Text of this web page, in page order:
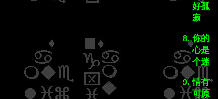
好孤
寂
你的
心是
个迷
情有
可原